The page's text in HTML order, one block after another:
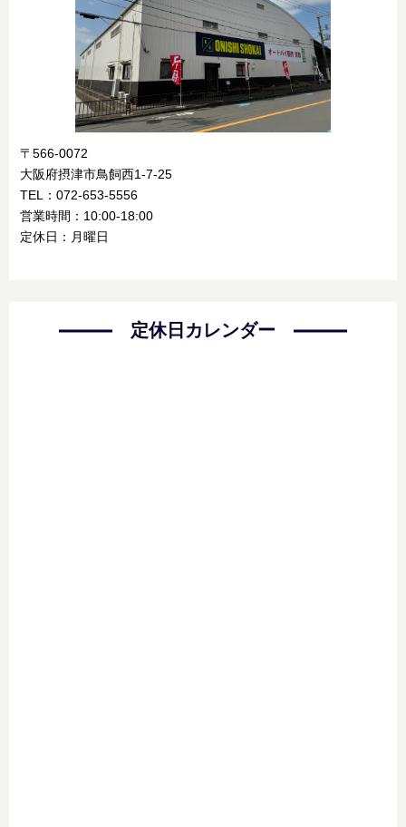
〒566-0072
大阪府摂津市鳥飼西1-7-25
TEL：072-653-5556
営業時間：10:00-18:00
定休日：月曜日
定休日カレンダー